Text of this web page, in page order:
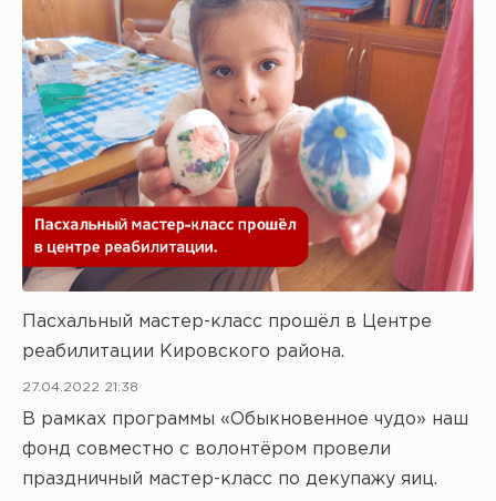
Пасхальный мастер-класс прошёл в Центре
реабилитации Кировского района.
27.04.2022 21:38
В рамках программы «Обыкновенное чудо» наш
фонд совместно с волонтёром провели
праздничный мастер-класс по декупажу яиц.